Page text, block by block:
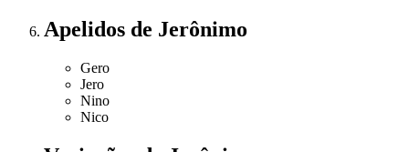
Apelidos de Jerônimo
Gero
Jero
Nino
Nico